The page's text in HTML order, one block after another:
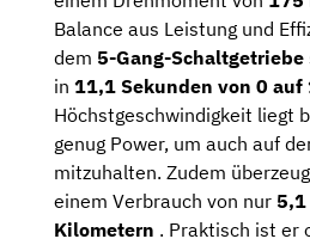
Balance aus Leistung und
dem 5-Gang-Schaltgetriebe
in 11,1 Sekunden von 0
Höchstgeschwindigkeit liegt
genug Power, um auch auf
mitzuhalten. Zudem
einem Verbrauch von nur
Kilometern . Praktisch ist er